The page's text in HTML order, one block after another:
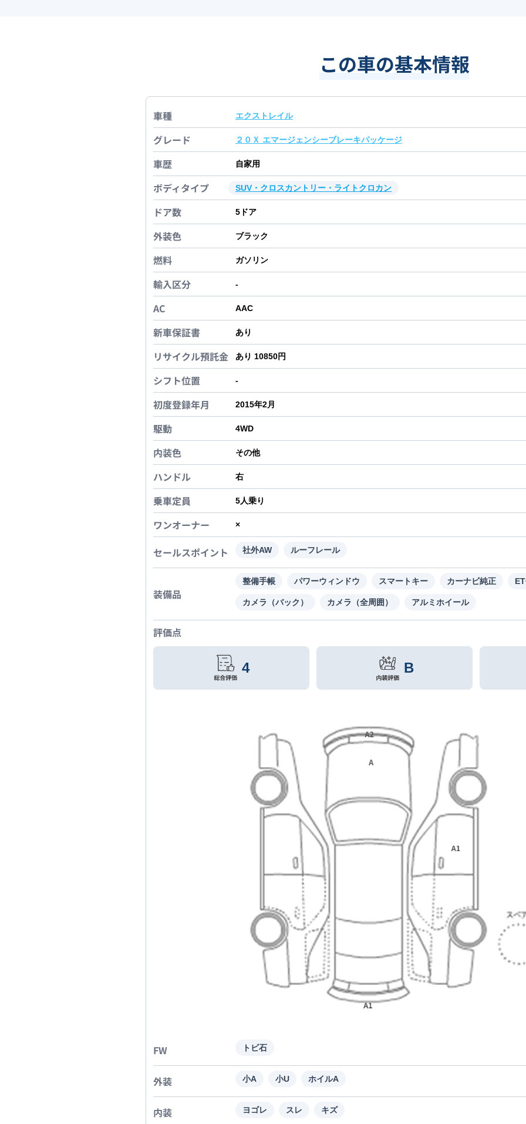
この車の基本情報
車種 エクストレイル
グレード ２０Ｘ エマージェンシーブレーキパッケージ
車歴 自家用
ボディタイプ SUV・クロスカントリー・ライトクロカン
ドア数 5 ドア
外装色 ブラック
燃料 ガソリン
輸入区分 -
AC AAC
新車保証書 あり
リサイクル預託金 あり 10850円
シフト位置 -
初度登録年月 2015年2月
駆動 4WD
内装色 その他
ハンドル 右
乗車定員 5人乗り
ワンオーナー ×
セールスポイント 社外AW ルーフレール
装備品
整備手帳 パワーウィンドウ スマートキー カーナビ純正
カメラ（バック） カメラ（全周囲） アルミホイール
評価点
4 B
FW トビ石
外装 小A 小U ホイルA
内装 ヨゴレ スレ キズ